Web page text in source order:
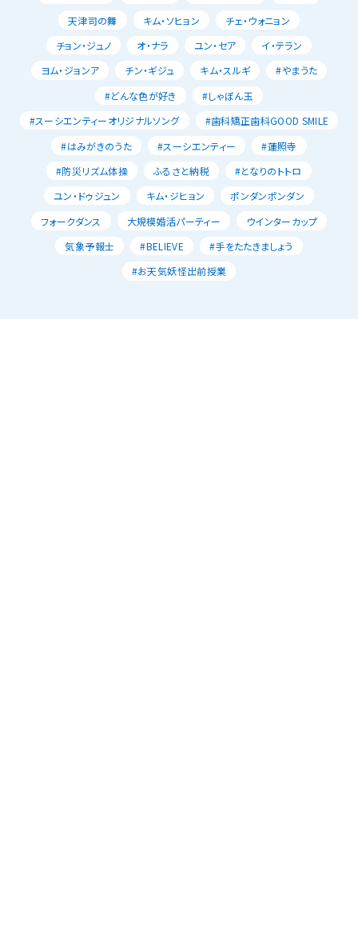
天津司の舞
キム・ソヒョン
チェ・ウォニョン
チョン・ジュノ
オ・ナラ ユン・セア
イ・テラン
ヨム・ジョンア
チン・ギジュ キム・スルギ
#やまうた
#どんな色が好き
#しゃぼん玉
#スーシエンティーオリジナルソング
#歯科矯正歯科GOOD SMILE
#はみがきのうた
#スーシエンティー
#蓮照寺
#防災リズム体操
ふるさと納税
#となりのトトロ
ユン・ドゥジュン
キム・ジヒョン
ポンダンポンダン
フォークダンス
大規模婚活パーティー
ウインターカップ
気象予報士
#BELIEVE
#手をたたきましょう
#お天気妖怪出前授業